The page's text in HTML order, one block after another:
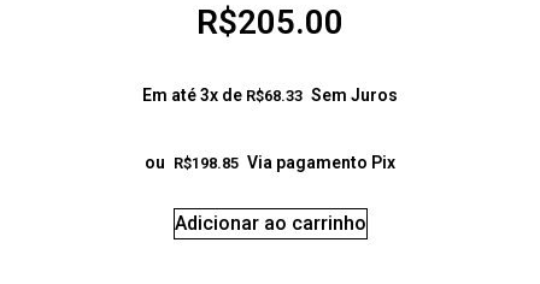
R$205.00
Em até 3x de R$68.33 Sem Juros
ou R$198.85 Via pagamento Pix
Adicionar ao carrinho